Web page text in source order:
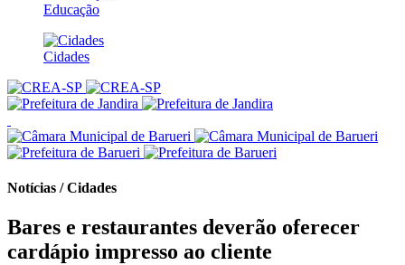
Educação
Cidades
Notícias / Cidades
Bares e restaurantes deverão oferecer
cardápio impresso ao cliente